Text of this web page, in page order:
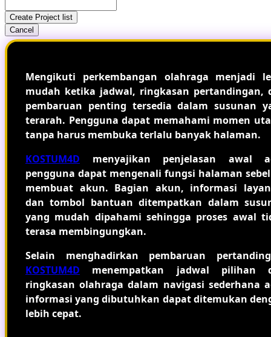
Create Project list
Cancel
Mengikuti perkembangan olahraga menjadi
mudah ketika jadwal, ringkasan pertandingan,
pembaruan penting tersedia dalam susunan
terarah. Pengguna dapat memahami momen
tanpa harus membuka terlalu banyak halaman.
KOSTUM4D menyajikan penjelasan awal
pengguna dapat mengenali fungsi halaman
membuat akun. Bagian akun, informasi
dan tombol bantuan ditempatkan dalam
yang mudah dipahami sehingga proses awal
terasa membingungkan.
Selain menghadirkan pembaruan
KOSTUM4D menempatkan jadwal pilihan
ringkasan olahraga dalam navigasi sederhana
informasi yang dibutuhkan dapat ditemukan
lebih cepat.